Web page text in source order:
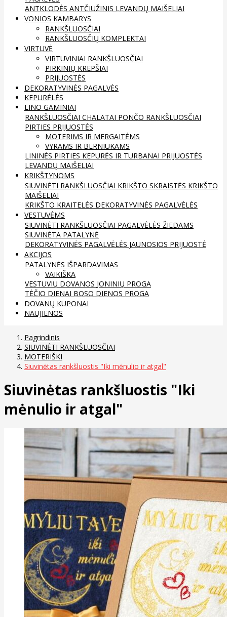
ANTKLODĖS ANTČIUŽINIS LEVANDŲ MAIŠELIAI
VONIOS KAMBARYS
RANKŠLUOSČIAI
RANKŠLUOSČIŲ KOMPLEKTAI
VIRTUVĖ
VIRTUVINIAI RANKŠLUOSČIAI
PIRKINIŲ KREPŠIAI
PRIJUOSTĖS
DEKORATYVINĖS PAGALVĖS
KEPURĖLĖS
LINO GAMINIAI
RANKŠLUOSČIAI CHALATAI PONČO RANKŠLUOSČIAI
PIRTIES PRIJUOSTĖS
MOTERIMS IR MERGAITĖMS
VYRAMS IR BERNIUKAMS
LININĖS PIRTIES KEPURĖS IR TURBANAI PRIJUOSTĖS
LEVANDŲ MAIŠELIAI
KRIKŠTYNOMS
SIUVINĖTI RANKŠLUOSČIAI KRIKŠTO SKRAISTĖS KRIKŠTO
MAIŠELIAI
KRIKŠTO KRAITELĖS DEKORATYVINĖS PAGALVĖLĖS
VESTUVĖMS
SIUVINĖTI RANKŠLUOSČIAI PAGALVĖLĖS ŽIEDAMS
SIUVINĖTA PATALYNĖ
DEKORATYVINĖS PAGALVĖLĖS JAUNOSIOS PRIJUOSTĖ
AKCIJOS
PATALYNĖS IŠPARDAVIMAS
VAIKIŠKA
VESTUVIŲ DOVANOS JONINIŲ PROGA
TĖČIO DIENAI BOSO DIENOS PROGA
DOVANŲ KUPONAI
NAUJIENOS
Pagrindinis
SIUVINĖTI RANKŠLUOSČIAI
MOTERIŠKI
Siuvinėtas rankšluostis "Iki mėnulio ir atgal"
Siuvinėtas rankšluostis "Iki
mėnulio ir atgal"